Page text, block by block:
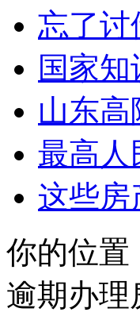
忘了
国家
山东
最高
这些
你的位置
逾期办理